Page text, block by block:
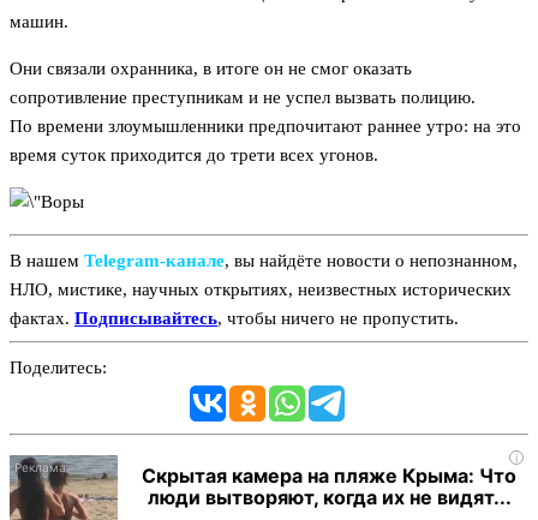
машин.
Они связали охранника, в итоге он не смог оказать
сопротивление преступникам и не успел вызвать полицию.
По времени злоумышленники предпочитают раннее утро: на это
время суток приходится до трети всех угонов.
В нашем Telegram‑канале, вы найдёте новости о непознанном,
НЛО, мистике, научных открытиях, неизвестных исторических
фактах. Подписывайтесь, чтобы ничего не пропустить.
Поделитесь:
i
Скрытая камера на пляже Крыма: Что
люди вытворяют, когда их не видят...